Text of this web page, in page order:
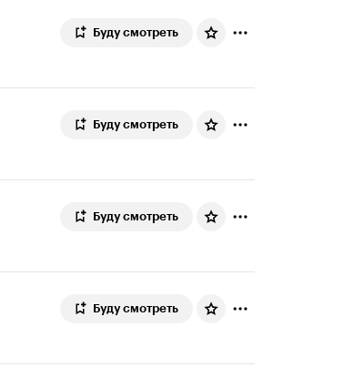
Буду смотреть
Буду смотреть
Буду смотреть
Буду смотреть